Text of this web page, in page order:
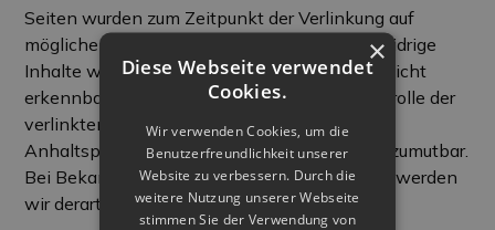
Seiten wurden zum Zeitpunkt der Verlinkung auf
mögliche Rechtsverstöße überprüft. Rechtswidrige
Inhalte waren zum Zeitpunkt der Verlinkung nicht
erkennbar. Eine permanente inhaltliche Kontrolle der
verlinkten Seiten ist jedoch ohne konkrete
Anhaltspunkte einer Rechtsverletzung nicht zumutbar.
Bei Bekanntwerden von Rechtsverletzungen werden
wir derartige Links umgehend entfernen.
×
Diese Webseite verwendet
Cookies.
Wir verwenden Cookies, um die
Benutzerfreundlichkeit unserer
Website zu verbessern. Durch die
weitere Nutzung unserer Webseite
stimmen Sie der Verwendung von